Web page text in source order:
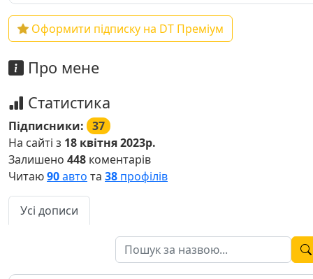
Оформити підписку на DT Преміум
Про мене
Статистика
Підписники: 37
На сайті з 18 квітня 2023р.
Залишено 448 коментарів
Читаю90авто та 38 профілів
Усі дописи